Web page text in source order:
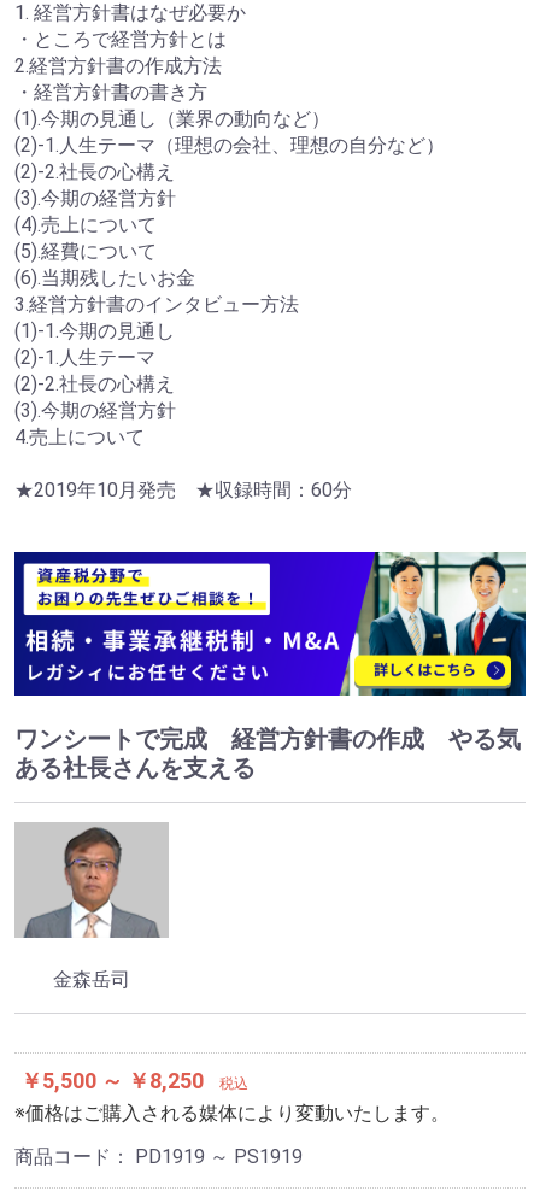
1. 経営方針書はなぜ必要か
・ところで経営方針とは
2.経営方針書の作成方法
・経営方針書の書き方
(1).今期の見通し（業界の動向など）
(2)-1.人生テーマ（理想の会社、理想の自分など）
(2)-2.社長の心構え
(3).今期の経営方針
(4).売上について
(5).経費について
(6).当期残したいお金
3.経営方針書のインタビュー方法
(1)-1.今期の見通し
(2)-1.人生テーマ
(2)-2.社長の心構え
(3).今期の経営方針
4.売上について
★2019年10月発売 ★収録時間：60分
ワンシートで完成 経営方針書の作成 やる気
ある社長さんを支える
金森岳司
￥5,500 ～ ￥8,250 税込
※価格はご購入される媒体により変動いたします。
商品コード： PD1919 ～ PS1919